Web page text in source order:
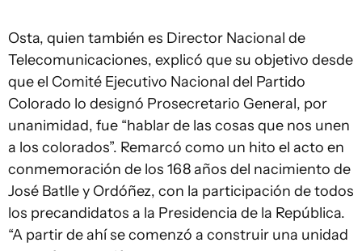
Osta, quien también es Director Nacional de
Telecomunicaciones, explicó que su objetivo desde
que el Comité Ejecutivo Nacional del Partido
Colorado lo designó Prosecretario General, por
unanimidad, fue “hablar de las cosas que nos unen
a los colorados”. Remarcó como un hito el acto en
conmemoración de los 168 años del nacimiento de
José Batlle y Ordóñez, con la participación de todos
los precandidatos a la Presidencia de la República.
“A partir de ahí se comenzó a construir una unidad